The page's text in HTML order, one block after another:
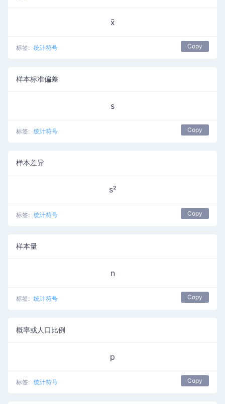
x̄
标签: 统计符号 Copy
样本标准偏差
s
标签: 统计符号 Copy
样本差异
s²
标签: 统计符号 Copy
样本量
n
标签: 统计符号 Copy
概率或人口比例
p
标签: 统计符号 Copy